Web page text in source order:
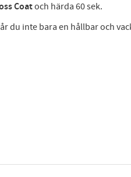
Coatoch härda 60 sek.
du inte bara en hållbar och